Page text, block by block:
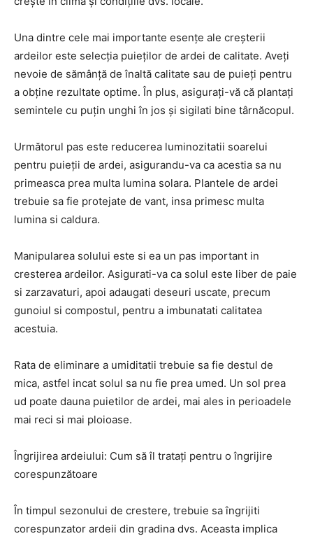
Una dintre cele mai importante esențe ale creșterii
ardeilor este selecția puieților de ardei de calitate. Aveți
nevoie de sămânță de înaltă calitate sau de puieți pentru
a obține rezultate optime. În plus, asigurați-vă că plantați
semintele cu puțin unghi în jos și sigilati bine târnăcopul.
Următorul pas este reducerea luminozitatii soarelui
pentru puieții de ardei, asigurandu-va ca acestia sa nu
primeasca prea multa lumina solara. Plantele de ardei
trebuie sa fie protejate de vant, insa primesc multa
lumina si caldura.
Manipularea solului este si ea un pas important in
cresterea ardeilor. Asigurati-va ca solul este liber de paie
si zarzavaturi, apoi adaugati deseuri uscate, precum
gunoiul si compostul, pentru a imbunatati calitatea
acestuia.
Rata de eliminare a umiditatii trebuie sa fie destul de
mica, astfel incat solul sa nu fie prea umed. Un sol prea
ud poate dauna puietilor de ardei, mai ales in perioadele
mai reci si mai ploioase.
Îngrijirea ardeiului: Cum să îl tratați pentru o îngrijire
corespunzătoare
În timpul sezonului de crestere, trebuie sa îngrijiti
corespunzator ardeii din gradina dvs. Aceasta implica